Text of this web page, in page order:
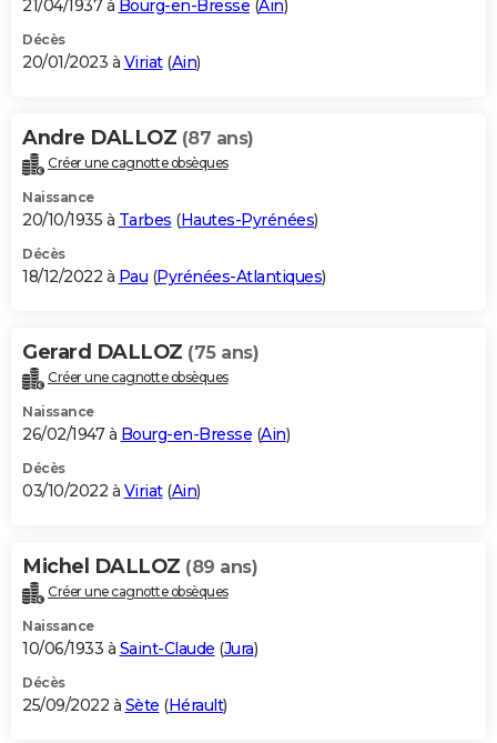
21/04/1937 à Bourg-en-Bresse (Ain)
Décès
20/01/2023 à Viriat(Ain)
Andre DALLOZ (87 ans)
Créer une cagnotte obsèques
Naissance
20/10/1935 à Tarbes (Hautes-Pyrénées)
Décès
18/12/2022 à Pau (Pyrénées-Atlantiques)
Gerard DALLOZ (75 ans)
Créer une cagnotte obsèques
Naissance
26/02/1947 à Bourg-en-Bresse (Ain)
Décès
03/10/2022 à Viriat(Ain)
Michel DALLOZ (89 ans)
Créer une cagnotte obsèques
Naissance
10/06/1933 à Saint-Claude (Jura)
Décès
25/09/2022 à Sète (Hérault)